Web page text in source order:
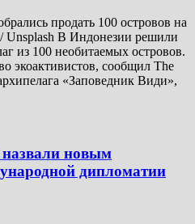
продать 100 островов на
Unsplash В Индонезии решили
из 100 необитаемых островов.
экоактивистов, сообщил The
«Заповедник Види»,
новым
дипломатии